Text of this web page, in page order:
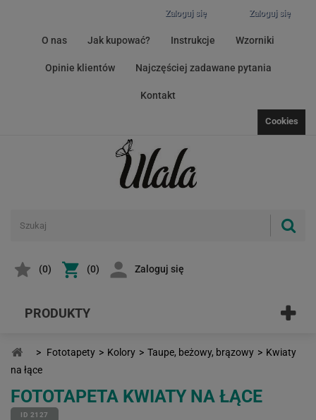
Zaloguj się
Zaloguj się
O nas Jak kupować? Instrukcje Wzorniki
Opinie klientów Najczęściej zadawane pytania
Kontakt
Cookies
(0) (0) Zaloguj się
PRODUKTY
> Fototapety > Kolory > Taupe, beżowy, brązowy > Kwiaty
na łące
FOTOTAPETA KWIATY NA ŁĄCE
ID 2127